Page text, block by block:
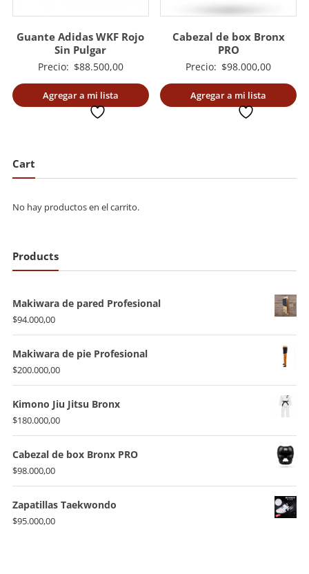
Guante Adidas WKF Rojo
Sin Pulgar
Precio: $88.500,00
Agregar a mi lista
Cabezal de box Bronx
PRO
Precio: $98.000,00
Agregar a mi lista
Cart
No hay productos en el carrito.
Products
Makiwara de pared Profesional
$94.000,00
Makiwara de pie Profesional
$200.000,00
Kimono Jiu Jitsu Bronx
$180.000,00
Cabezal de box Bronx PRO
$98.000,00
Zapatillas Taekwondo
$95.000,00